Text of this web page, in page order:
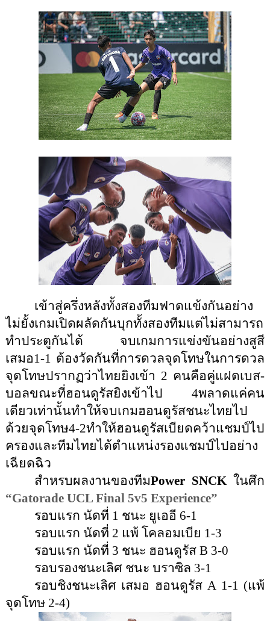
เข้าสู่ครึ่งหลังทั้งสองทีมฟาดแข้งกันอย่าง
ไม่ยั้งเกมเปิดผลัดกันบุกทั้งสองทีมแต่ไม่สามารถ
ทำประตูกันได้ จบเกมการแข่งขันอย่างสูสี
เสมอ1-1 ต้องวัดกันที่การดวลจุดโทษในการดวล
จุดโทษปรากฏว่าไทยยิงเข้า 2 คนคือคู่แฝดเบส-
บอลขณะที่ฮอนดูรัสยิงเข้าไป 4พลาดแค่คน
เดียวเท่านั้นทำให้จบเกมฮอนดูรัสชนะไทยไป
ด้วยจุดโทษ4-2ทำให้ฮอนดูรัสเบียดคว้าแชมป์ไป
ครองและทีมไทยได้ตำแหน่งรองแชมป์ไปอย่าง
เฉียดฉิว
สำหรบผลงานของทีมPower SNCK
“Gatorade UCL Final 5v5 Experience”
รอบแรก นัดที่ 1 ชนะ ยูเออี 6-1
รอบแรก นัดที่ 2 แพ้ โคลอมเบีย 1-3
รอบแรก นัดที่ 3 ชนะ ฮอนดูรัส B 3-0
รอบรองชนะเลิศ ชนะ บราซิล 3-1
รอบชิงชนะเลิศ เสมอ ฮอนดูรัส A 1-1 (แพ้
จุดโทษ 2-4)